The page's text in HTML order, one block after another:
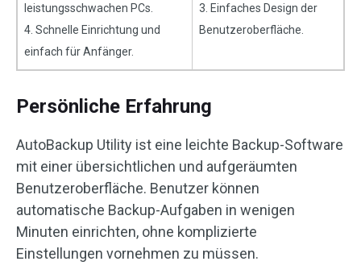
leistungsschwachen PCs.
4. Schnelle Einrichtung und
einfach für Anfänger.
3. Einfaches Design der
Benutzeroberfläche.
Persönliche Erfahrung
AutoBackup Utility ist eine leichte Backup-Software
mit einer übersichtlichen und aufgeräumten
Benutzeroberfläche. Benutzer können
automatische Backup-Aufgaben in wenigen
Minuten einrichten, ohne komplizierte
Einstellungen vornehmen zu müssen.